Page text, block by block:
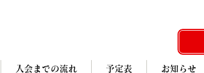
入会までの流れ 予定表 お知らせ